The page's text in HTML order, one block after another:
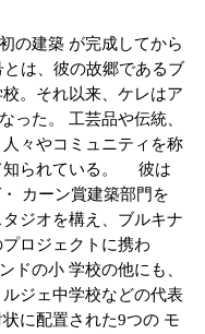
の建築 が完成してから
は、彼の故郷であるブ
。それ以来、ケレはア
った。 工芸品や伝統、
々やコミュニティを称
知られている。 彼は
カーン賞建築部門を
ジオを構え、ブルキナ
ロジェクトに携わ
ドの小 学校の他にも、
ジェ中学校などの代表
に配置された9つの モ